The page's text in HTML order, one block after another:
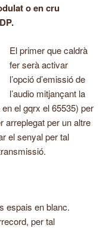
o en cru
El primer que caldrà
fer serà activar
l’opció d’emissió de
l’audio mitjançant la
el gqrx el 65535) per
arreplegat per un altre
el senyal per tal
espais en blanc.
per tal